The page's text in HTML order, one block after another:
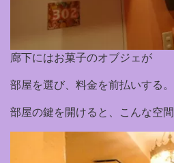
廊下にはお菓子のオブジェが
部屋を選び、料金を前払いする。
部屋の鍵を開けると、こんな空間